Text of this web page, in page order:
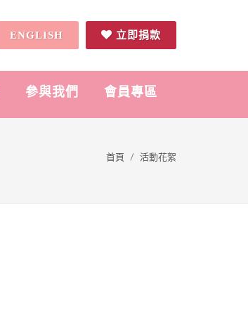
ENGLISH 立即捐款
參與我們 會員專區
首頁 活動花絮